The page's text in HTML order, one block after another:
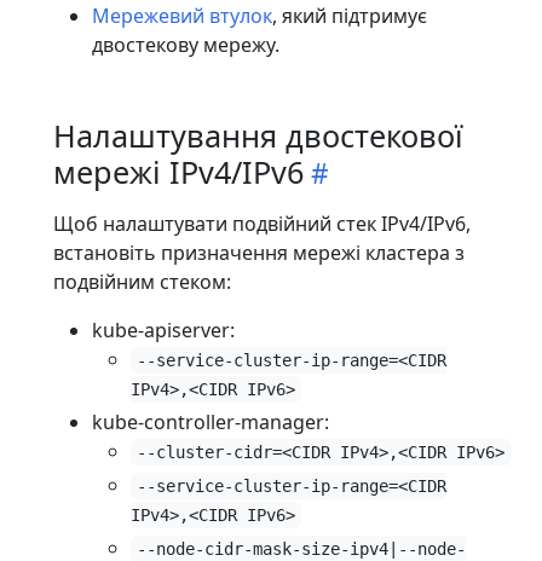
Мережевий втулок, який підтримує
двостекову мережу.
Налаштування двостекової
мережі IPv4/IPv6
Щоб налаштувати подвійний стек IPv4/IPv6,
встановіть призначення мережі кластера з
подвійним стеком:
kube-apiserver:
--service-cluster-ip-range=<CIDR
IPv4>,<CIDR IPv6>
kube-controller-manager:
--cluster-cidr=<CIDR IPv4>,<CIDR IPv6>
--service-cluster-ip-range=<CIDR
IPv4>,<CIDR IPv6>
--node-cidr-mask-size-ipv4|--node-